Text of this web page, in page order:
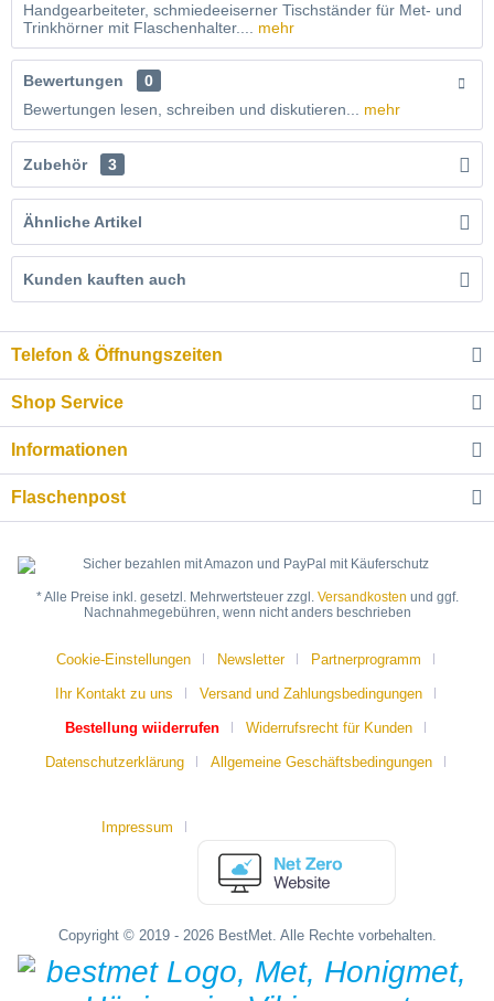
Handgearbeiteter, schmiedeeiserner Tischständer für Met- und
Trinkhörner mit Flaschenhalter....
mehr
Bewertungen
0
Bewertungen lesen, schreiben und diskutieren...
mehr
Zubehör 3
Ähnliche Artikel
Kunden kauften auch
Telefon & Öffnungszeiten
Shop Service
Informationen
Flaschenpost
* Alle Preise inkl. gesetzl. Mehrwertsteuer zzgl. Versandkosten und ggf.
Nachnahmegebühren, wenn nicht anders beschrieben
Cookie-Einstellungen Newsletter Partnerprogramm
Ihr Kontakt zu uns Versand und Zahlungsbedingungen
Bestellung wiiderrufen Widerrufsrecht für Kunden
Datenschutzerklärung Allgemeine Geschäftsbedingungen
Impressum
Copyright © 2019 - 2026 BestMet. Alle Rechte vorbehalten.